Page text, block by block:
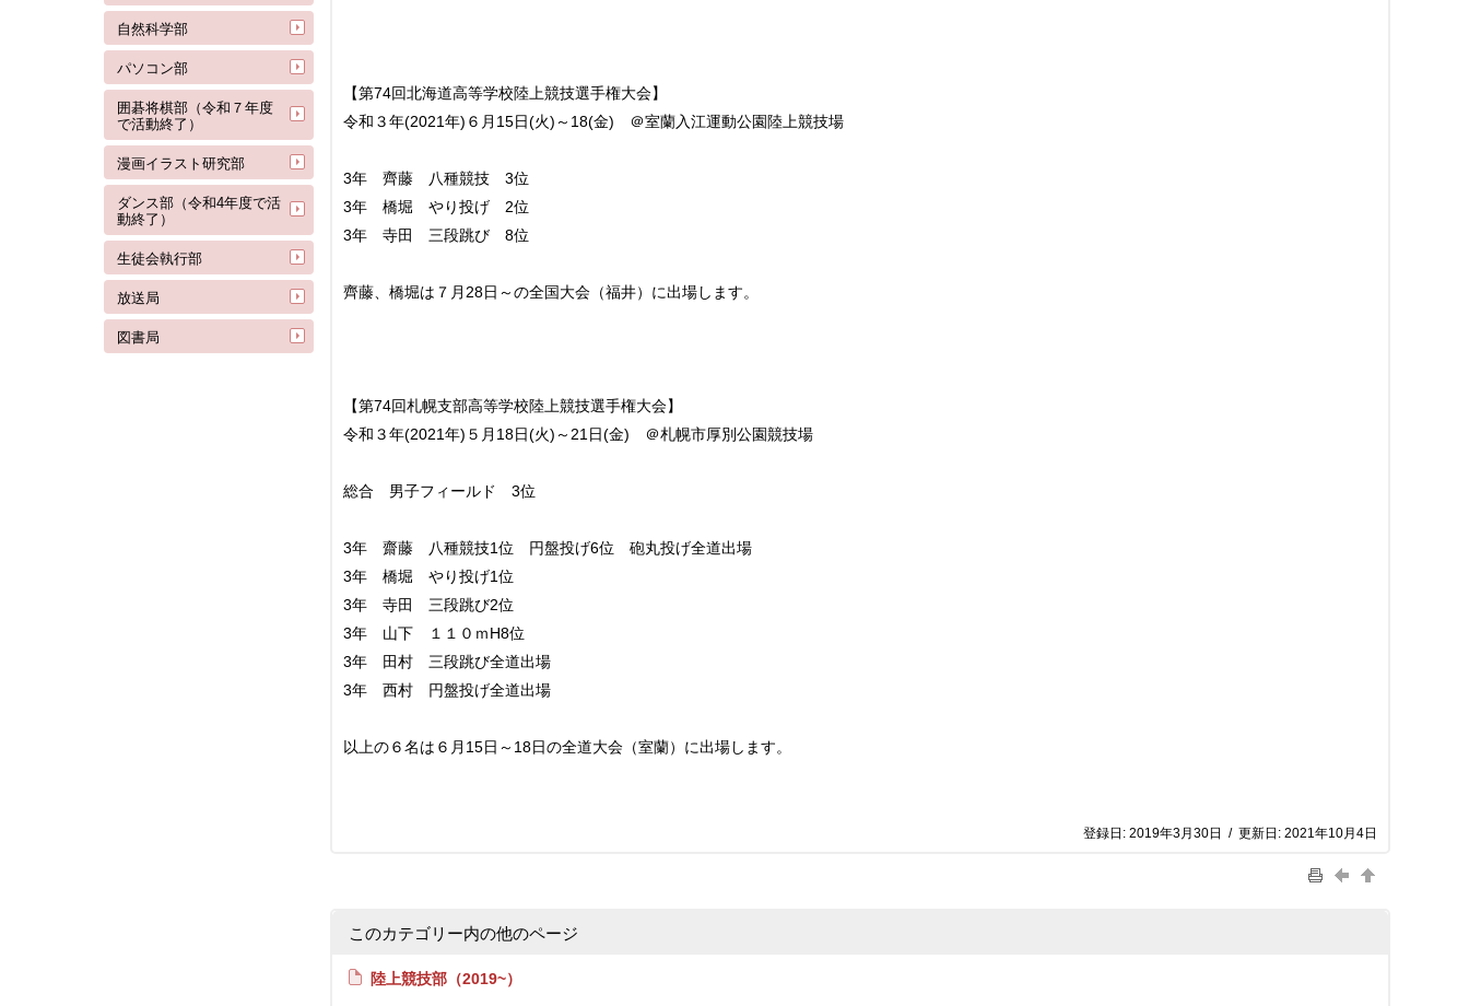
自然科学部
パソコン部
囲碁将棋部（令和７年度
で活動終了）
漫画イラスト研究部
ダンス部（令和4年度で活
動終了）
生徒会執行部
放送局
図書局
【第74回北海道高等学校陸上競技選手権大会】
令和３年(2021年)６月15日(火)～18(金) ＠室蘭入江運動公園陸上競技場
3年 齊藤 八種競技 3位
3年 橋堀 やり投げ 2位
3年 寺田 三段跳び 8位
齊藤、橋堀は７月28日～の全国大会（福井）に出場します。
【第74回札幌支部高等学校陸上競技選手権大会】
令和３年(2021年)５月18日(火)～21日(金) ＠札幌市厚別公園競技場
総合 男子フィールド 3位
3年 齋藤 八種競技1位 円盤投げ6位 砲丸投げ全道出場
3年 橋堀 やり投げ1位
3年 寺田 三段跳び2位
3年 山下 １１０ｍH8位
3年 田村 三段跳び全道出場
3年 西村 円盤投げ全道出場
以上の６名は６月15日～18日の全道大会（室蘭）に出場します。
登録日: 2019年3月30日 / 更新日: 2021年10月4日
このカテゴリー内の他のページ
陸上競技部（2019~）